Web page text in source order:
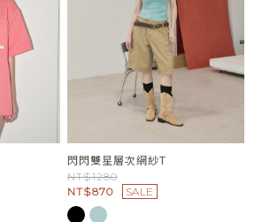
閃閃雙星層次網紗T
NT$1280
NT$870
SALE